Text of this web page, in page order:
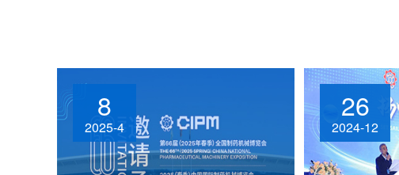
8
2025-4
26
2024-12